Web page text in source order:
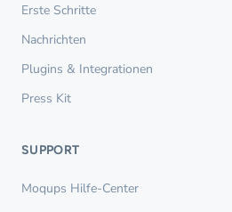
Erste Schritte
Nachrichten
Plugins & Integrationen
Press Kit
SUPPORT
Moqups Hilfe-Center